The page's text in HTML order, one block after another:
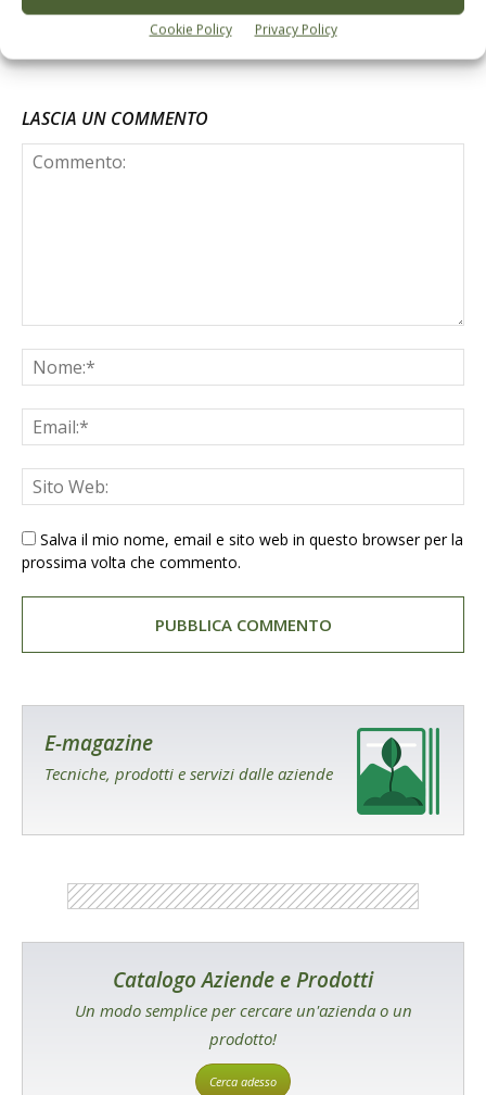
Cookie Policy Privacy Policy
LASCIA UN COMMENTO
Salva il mio nome, email e sito web in questo browser per la
prossima volta che commento.
E-magazine
Tecniche, prodotti e servizi dalle aziende
Catalogo Aziende e Prodotti
Un modo semplice per cercare un'azienda o un
prodotto!
Cerca adesso